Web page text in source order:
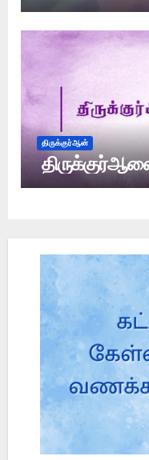
திருக்குர்ஆன்